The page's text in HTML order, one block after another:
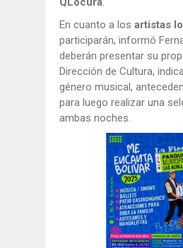
En cuanto a los artistas
participarán, informó
deberán presentar su
Dirección de Cultura,
género musical,
para luego realizar una
ambas noches.